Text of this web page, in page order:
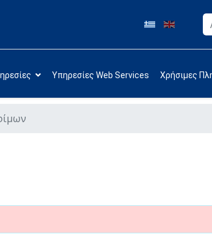
Υπηρεσίες Web Services Χρήσιμες